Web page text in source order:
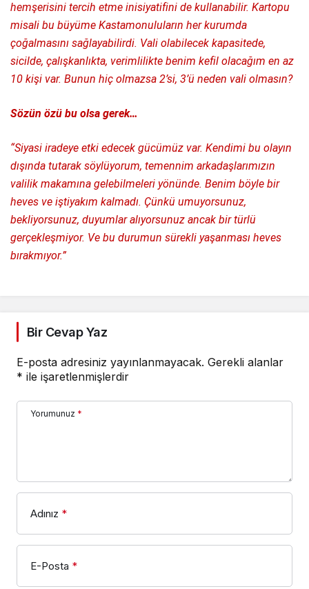
hemşerisini tercih etme inisiyatifini de kullanabilir. Kartopu
misali bu büyüme Kastamonuluların her kurumda
çoğalmasını sağlayabilirdi. Vali olabilecek kapasitede,
sicilde, çalışkanlıkta, verimlilikte benim kefil olacağım en az
10 kişi var. Bunun hiç olmazsa 2’si, 3’ü neden vali olmasın?
Sözün özü bu olsa gerek…
“Siyasi iradeye etki edecek gücümüz var. Kendimi bu olayın
dışında tutarak söylüyorum, temennim arkadaşlarımızın
valilik makamına gelebilmeleri yönünde. Benim böyle bir
heves ve iştiyakım kalmadı. Çünkü umuyorsunuz,
bekliyorsunuz, duyumlar alıyorsunuz ancak bir türlü
gerçekleşmiyor. Ve bu durumun sürekli yaşanması heves
bırakmıyor.”
Bir Cevap Yaz
E-posta adresiniz yayınlanmayacak. Gerekli alanlar
* ile işaretlenmişlerdir
Yorumunuz *
Adınız *
E-Posta *